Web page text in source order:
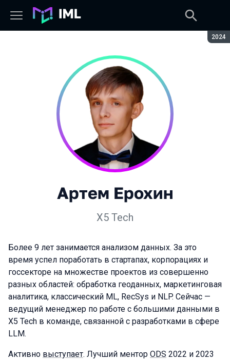
2024
Артем Ерохин
X5 Tech
Более 9 лет занимается анализом данных. За это
время успел поработать в стартапах, корпорациях и
госсекторе на множестве проектов из совершенно
разных областей: обработка геоданных, маркетинговая
аналитика, классический ML, RecSys и NLP. Сейчас —
ведущий менеджер по работе с большими данными в
X5 Tech в команде, связанной с разработками в сфере
LLM.
Активно выступает. Лучший ментор ODS 2022 и 2023